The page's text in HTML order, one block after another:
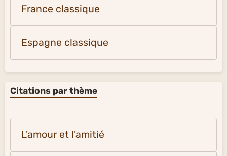
France classique
Espagne classique
Citations par thème
L'amour et l'amitié